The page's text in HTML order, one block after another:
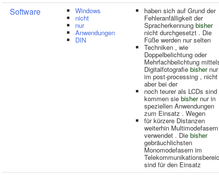
Software Windows
nicht
nur
Anwendungen
DIN
haben sich auf Grund der
Fehleranfälligkeit der
Spracherkennung bisher
nicht durchgesetzt . Die
Füße werden nur selten
Techniken , wie
Doppelbelichtung oder
Mehrfachbelichtung
Digitalfotografie bishernur
im post-processing , nicht
aber bei der
noch teurer als LCDs sind
kommen sie bishernur in
speziellen Anwendungen
zum Einsatz . Wegen
für kürzere Distanzen
weiterhin Multimodefasern
verwendet . Die bisher
gebräuchlichsten
Monomodefasern im
sind für den Einsatz